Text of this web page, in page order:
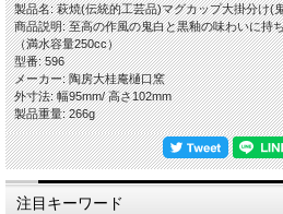
…
【ギフト対応について】
◎各箱(木箱・紙箱)をご希望の場合は、このペ
別途ご注文くださいますようお願いいたします
◎箱入りの場合は当店のオリジナル包装紙での
ッセージカード)を無料で承ります。
【作品に関して】
萩焼伝統工芸士・樋口大桂が伝統的工芸品萩焼
原材料を使い全工程を手作業でしております。
一つ微妙に違いますので、悪しからずご了承く
製品名: 萩焼(伝統的工芸品)マグカップ大掛分け(
商品説明: 至高の作風の鬼白と黒釉の味わいに持
（満水容量250cc）
型番: 596
メーカー: 陶房大桂庵樋口窯
外寸法: 幅95mm/ 高さ102mm
製品重量: 266g
注目キーワード